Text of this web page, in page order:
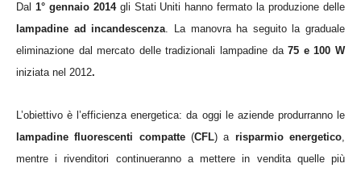
Dal 1° gennaio 2014gli Stati Uniti hanno fermato la produzione delle
lampadine ad incandescenza. La manovra ha seguito la graduale
eliminazione dal mercato delle tradizionali lampadine da75 e 100 W
iniziata ne l 2012.
L’obiettivo è l’efficienza energetica: da oggi le aziende produrranno le
lampadine fluorescenti compatte (CFL) a risparmio energetico,
mentre i rivenditori continueranno a mettere in vendita quelle più